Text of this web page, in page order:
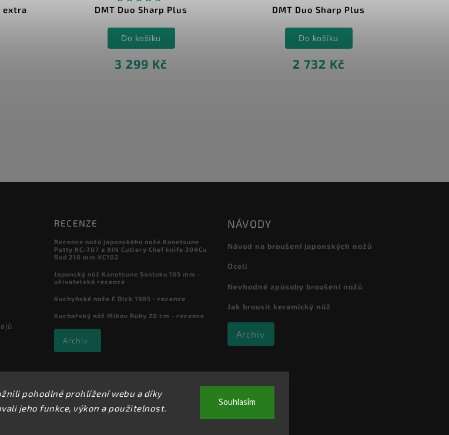
pohodlné prohlížení webu a díky
jeho funkce, výkon a použitelnost.
Souhlasím
extra
DMT Duo Sharp Plus
3 299 Kč
Do košíku
DMT Duo Sharp Plus
2 732 Kč
Do košíku
RECENZE
Recenze nožů japonského nože Kanetsune
Petty KC-707 a XIN Cutlery Chef knife 304Cu
Red 210 mm XC102
Japonský nůž Kanetsune Santoku 165 mm -
uživatelská recenze
Kuchyňské nože F.Dick 1905 - recenze
Kuchařský nůž Mikov Ruby 20 cm - recenze
Archiv
NÁVODY
Návod na broušení japonských nožů
Oceli
Nevhodné způsoby broušení nožů
Jak brousit keramický nůž
Archiv
nože. Všechna práva vyhrazena.